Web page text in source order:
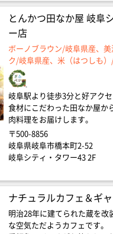
とんかつ田なか屋 岐阜
ー店
ボーノブラウン/岐阜県産、
ク/岐阜県産、米（はつしも
岐阜駅より徒歩3分と好アクセ
食材にこだわった田なか屋か
肉料理をお届けします。
〒500-8856
岐阜県岐阜市橋本町2-52
岐阜シティ・タワー43 2F
ナチュラルカフェ＆ギ
明治28年に建てられた蔵を改
な空気ただようカフェです。